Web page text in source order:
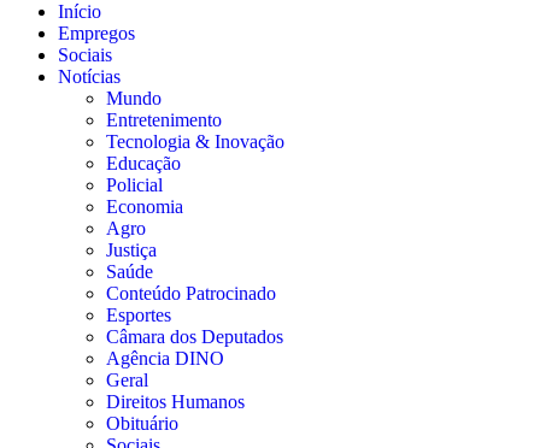
Início
Empregos
Sociais
Notícias
Mundo
Entretenimento
Tecnologia & Inovação
Educação
Policial
Economia
Agro
Justiça
Saúde
Conteúdo Patrocinado
Esportes
Câmara dos Deputados
Agência DINO
Geral
Direitos Humanos
Obituário